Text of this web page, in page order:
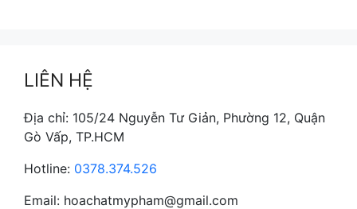
LIÊN HỆ
Địa chỉ: 105/24 Nguyễn Tư Giản, Phường 12, Quận
Gò Vấp, TP.HCM
Hotline: 0378.374.526
Email: hoachatmypham@gmail.com